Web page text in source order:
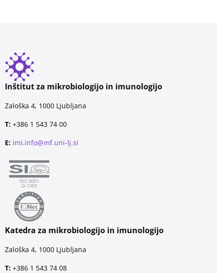
Inštitut za mikrobiologijo in imunologijo
Zaloška 4, 1000 Ljubljana
T: +386 1 543 74 00
E: imi.info@mf.uni-lj.si
Katedra za mikrobiologijo in imunologijo
Zaloška 4, 1000 Ljubljana
T: +386 1 543 74 08